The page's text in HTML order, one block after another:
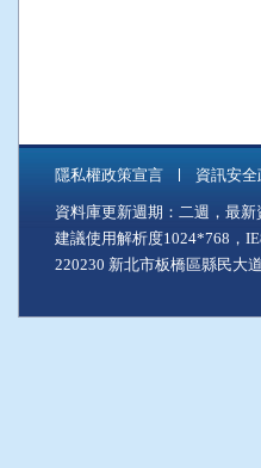
隱私權政策宣言 資訊安
資料庫更新週期：二週，最新
建議使用解析度1024*768，
220230 新北市板橋區縣民大